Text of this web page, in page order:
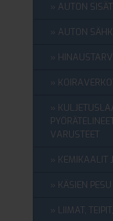
AUTON
AUTON
VARUSTEET
KEMIKAALIT
KÄSIEN
LIIMAT,